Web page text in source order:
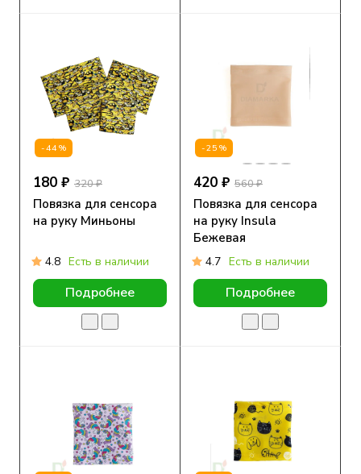
-44%
180 ₽ 320 ₽
Повязка для сенсора
на руку Миньоны
4.8 Есть в наличии
Подробнее
-25%
420 ₽ 560 ₽
Повязка для сенсора
на руку Insula
Бежевая
4.7 Есть в наличии
Подробнее